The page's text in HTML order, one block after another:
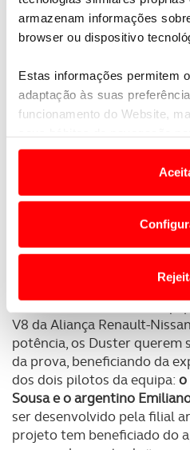
armazenam informações
browser ou dispositivo
Estas informações permitem
adaptação às suas
funcionamento do Website,
e anúncios de modo a
Em alguns casos, a utilização
termos e a todo o tempo as
o acesso a informações
personalizar conteúdos e
funcionalidades de redes
analisar dados de navegação
Adicionalmente partilhamos
utilização do nosso site de
parceiros e organizações na
Pelo sexto ano consecutivo,
pela Renault Sport
comercializada neste país
estarão à partida do mais
rali do mundo: o Dakar.
V8 da Aliança Renault-
potência, os Duster querem
da prova, beneficiando da
dos dois pilotos da equipa: o
Sousa e o argentino
ser desenvolvido pela filial
projeto tem beneficiado do